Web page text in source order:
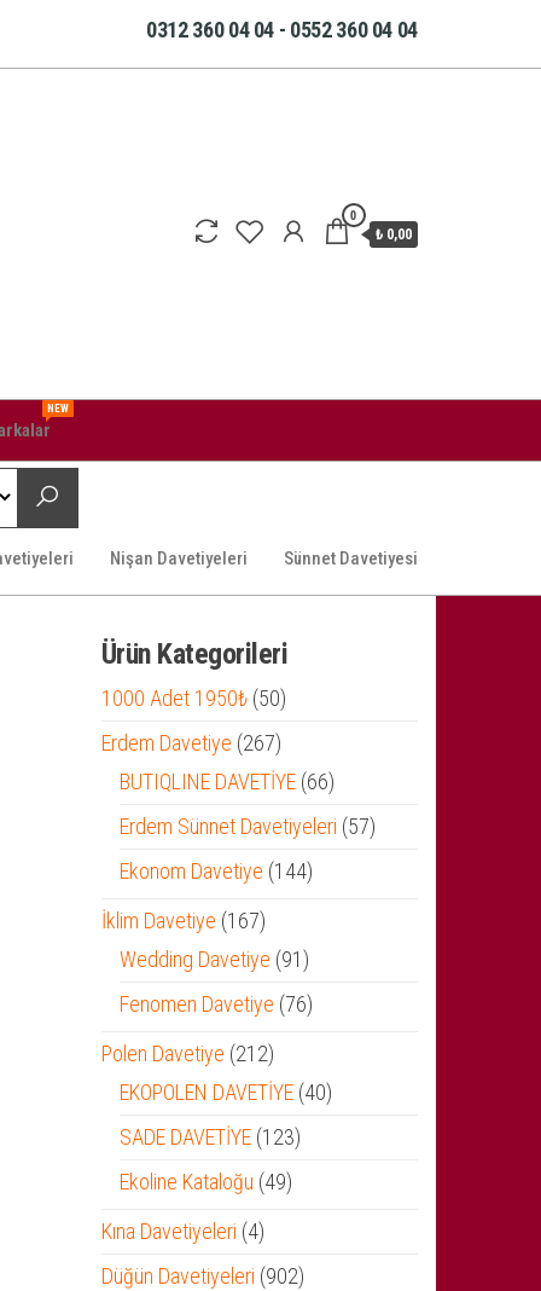
0312 360 04 04 - 0552 360 04 04
0
₺ 0,00
NEW
Nişan Davetiyeleri Sünnet Davetiyesi
Ürün Kategorileri
1000 Adet 1950₺ 5050
ürün
Erdem Davetiye 267267
ürün
BUTIQLINE DAVETİYE 6666
ürün
Erdem Sünnet Davetiyeleri 5757
Ekonom Davetiye 144144
İklim Davetiye 167167
ürün
Wedding Davetiye 9191
ürün
Fenomen Davetiye 7676
Polen Davetiye 212212
ürün
EKOPOLEN DAVETİYE 4040
SADE DAVETİYE 123123
Ekoline Kataloğu 4949
Kına Davetiyeleri 44
ürün
Düğün Davetiyeleri 902902